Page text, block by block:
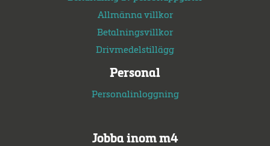
Allmänna villkor
Betalningsvillkor
Drivmedelstillägg
Personal
Personalinloggning
Jobba inom m4